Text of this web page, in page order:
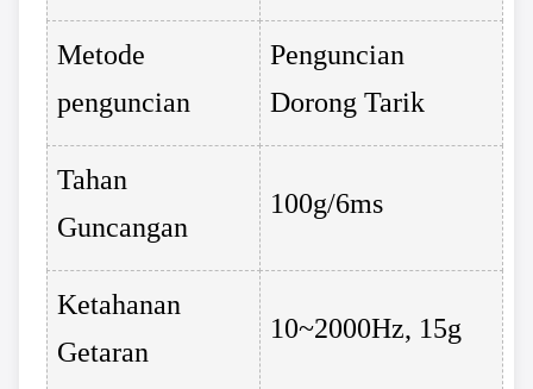
Metode
penguncian
Penguncian
Dorong Tarik
Tahan
Guncangan
100g/6ms
Ketahanan
Getaran
10~2000Hz, 15g